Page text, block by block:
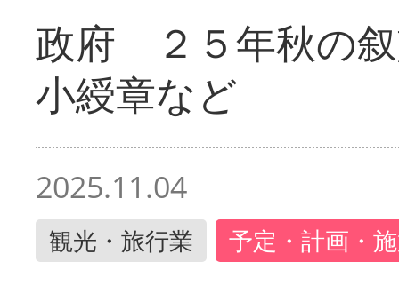
政府 ２５年秋の
小綬章など
2025.11.04
観光・旅行業 予定・計画・